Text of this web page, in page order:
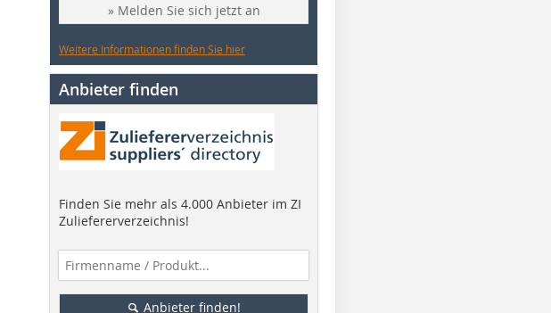
» Melden Sie sich jetzt an
Weitere Informationen finden Sie hier
Anbieter finden
Finden Sie mehr als 4.000 Anbieter im ZI
Zuliefererverzeichnis!
Anbieter finden!